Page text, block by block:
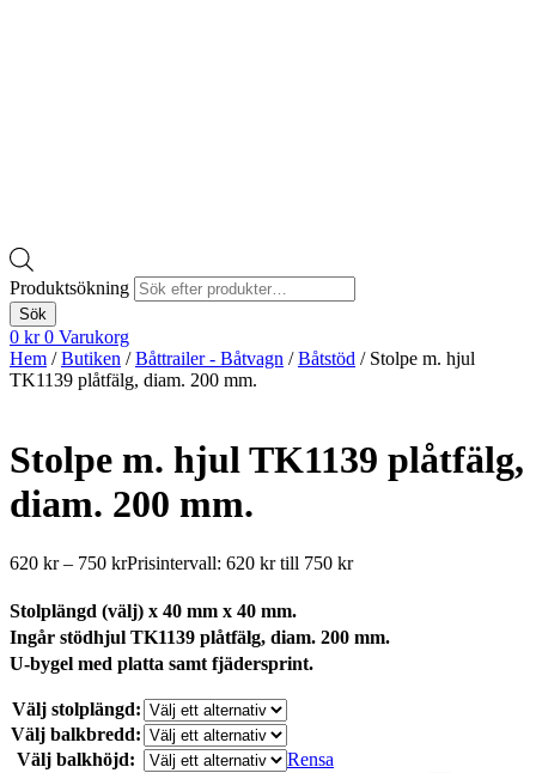
Produktsökning
Sök
0 kr 0 Varukorg
Hem /Butiken /Båttrailer - Båtvagn /Båtstöd / Stolpe m. hjul
TK1139 plåtfälg, diam. 200 mm.
Stolpe m. hjul TK1139 plåtfälg,
diam. 200 mm.
620 kr – 750 krPrisintervall: 620 kr till 750 kr
Stolplängd (välj) x 40 mm x 40 mm.
Ingår stödhjul TK1139 plåtfälg, diam. 200 mm.
U-bygel med platta samt fjädersprint.
Välj stolplängd:
Välj balkbredd:
Välj balkhöjd:
Rensa